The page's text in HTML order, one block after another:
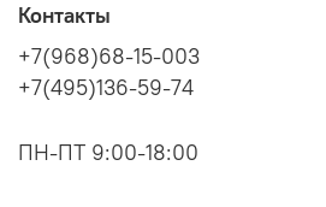
Контакты
+7(968)68-15-003
+7(495)136-59-74
ПН-ПТ 9:00-18:00